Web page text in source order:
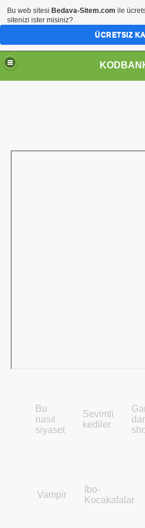
Bu
nasıl
siyaset
Sevimli
kediler
Vampir
İbo-
Kocakafalar
Bu web sitesi Bedava-Sitem.com ile
sitenizi ister misiniz?
ÜCRETSIZ